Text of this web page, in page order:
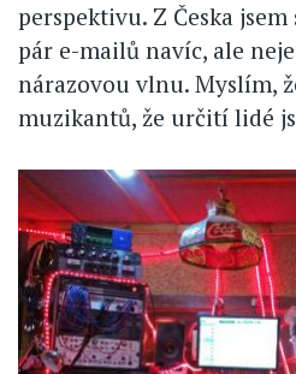
perspektivu. Z Česka
pár e-mailů navíc, ale
nárazovou vlnu. Myslím,
muzikantů, že určití lidé